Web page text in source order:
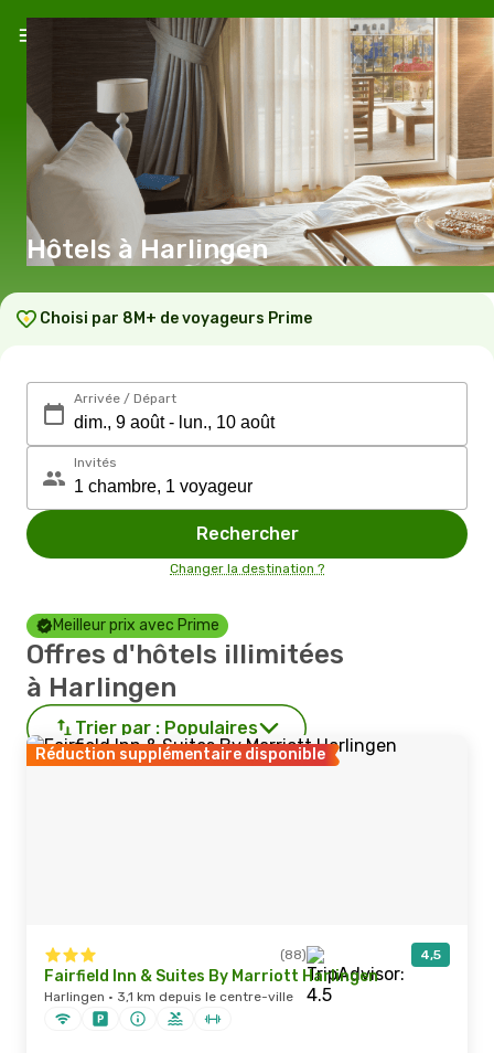
Hôtels à Harlingen
Choisi par 8M+ de voyageurs Prime
Arrivée / Départ
Invités
Rechercher
Changer la destination ?
Meilleur prix avec Prime
Offres d'hôtels illimitées
à Harlingen
Trier par : Populaires
Réduction supplémentaire disponible
(88) 4,5
Fairfield Inn & Suites By Marriott Harlingen
Harlingen · 3,1 km depuis le centre-ville